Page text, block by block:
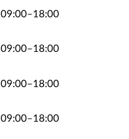
09:00–18:00
09:00–18:00
09:00–18:00
09:00–18:00